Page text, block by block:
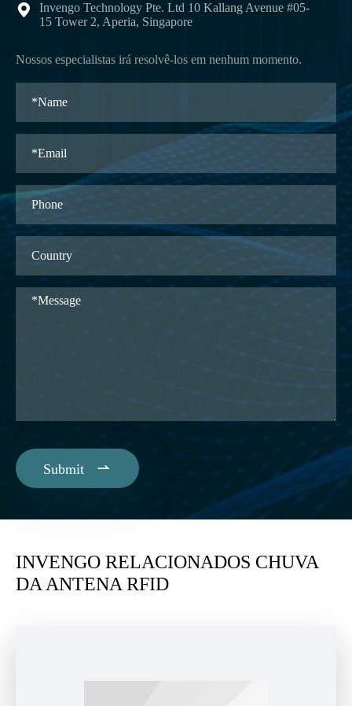

Invengo Technology Pte. Ltd 10 Kallang Avenue #05-
15 Tower 2, Aperia, Singapore
Nossos especialistas irá resolvê-los em nenhum momento.
Submit 
INVENGO RELACIONADOS CHUVA
DA ANTENA RFID